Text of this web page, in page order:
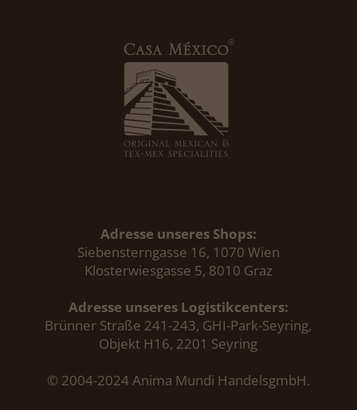
Adresse unseres Shops:
Siebensterngasse 16, 1070 Wien
Klosterwiesgasse 5, 8010 Graz
Adresse unseres Logistikcenters:
Brünner Straße 241-243, GHI-Park-Seyring,
Objekt H16, 2201 Seyring
© 2004-2024 Anima Mundi HandelsgmbH.